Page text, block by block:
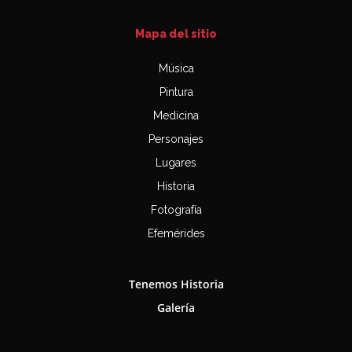
Mapa del sitio
Música
Pintura
Medicina
Personajes
Lugares
Historia
Fotografía
Efemérides
Tenemos Historia
Galería